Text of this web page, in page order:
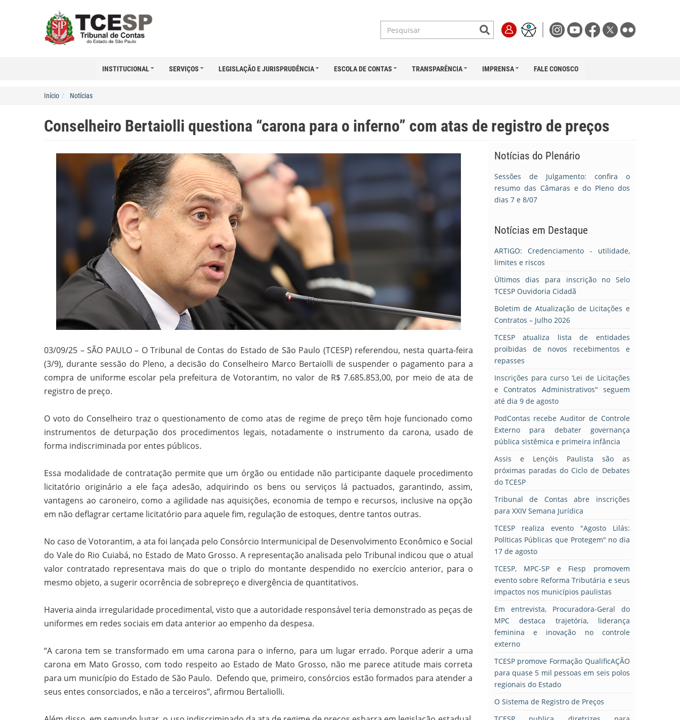
INSTITUCIONAL SERVIÇOS LEGISLAÇÃO E JURISPRUDÊNCIA ESCOLA DE CONTAS TRANSPARÊNCIA IMPRENSA FALE CONOSCO
Início Notícias
Conselheiro Bertaiolli questiona “carona para o inferno” com atas de registro de preços
03/09/25 – SÃO PAULO – O Tribunal de Contas do Estado de São Paulo (TCESP) referendou, nesta quarta-feira
(3/9), durante sessão do Pleno, a decisão do Conselheiro Marco Bertaiolli de suspender o pagamento para a
compra de uniforme escolar pela prefeitura de Votorantim, no valor de R$ 7.685.853,00, por meio de ata de
registro de preço.
O voto do Conselheiro traz o questionamento de como atas de regime de preço têm hoje funcionado como
instrumentos de deturpação dos procedimentos legais, notadamente o instrumento da carona, usado de
forma indiscriminada por entes públicos.
Essa modalidade de contratação permite que um órgão ou entidade não participante daquele procedimento
licitatório originário a ele faça adesão, adquirindo os bens ou serviços lá pactuados, garantindo, assim,
vantagens ao caroneiro, como a agilidade nas aquisições, economia de tempo e recursos, inclusive na opção
em não deflagrar certame licitatório para aquele fim, regulação de estoques, dentre tantos outras.
No caso de Votorantim, a ata foi lançada pelo Consórcio Intermunicipal de Desenvolvimento Econômico e Social
do Vale do Rio Cuiabá, no Estado de Mato Grosso. A representação analisada pelo Tribunal indicou que o atual
valor contratado representava mais do que o triplo do montante despendido no exercício anterior, para o
mesmo objeto, a sugerir ocorrência de sobrepreço e divergência de quantitativos.
Haveria ainda irregularidade procedimental, visto que a autoridade responsável teria demonstrado as peças de
uniformes em redes sociais em data anterior ao empenho da despesa.
“A carona tem se transformado em uma carona para o inferno, para um lugar errado. Porque aderir a uma
carona em Mato Grosso, com todo respeito ao Estado de Mato Grosso, não me parece atitude mais correta
para um município do Estado de São Paulo. Defendo que, primeiro, consórcios estão formados para atender a
seus entes consorciados, e não a terceiros”, afirmou Bertaliolli.
Notícias do Plenário
Sessões de Julgamento: confira o
resumo das Câmaras e do Pleno dos
dias 7 e 8/07
Notícias em Destaque
ARTIGO: Credenciamento - utilidade,
limites e riscos
Últimos dias para inscrição no Selo
TCESP Ouvidoria Cidadã
Boletim de Atualização de Licitações e
Contratos – Julho 2026
TCESP atualiza lista de entidades
proibidas de novos recebimentos e
repasses
Inscrições para curso ‘Lei de Licitações
e Contratos Administrativos" seguem
até dia 9 de agosto
PodContas recebe Auditor de Controle
Externo para debater governança
pública sistêmica e primeira infância
Assis e Lençóis Paulista são as
próximas paradas do Ciclo de Debates
do TCESP
Tribunal de Contas abre inscrições
para XXIV Semana Jurídica
TCESP realiza evento "Agosto Lilás:
Políticas Públicas que Protegem" no dia
17 de agosto
TCESP, MPC-SP e Fiesp promovem
evento sobre Reforma Tributária e seus
impactos nos municípios paulistas
Em entrevista, Procuradora-Geral do
MPC destaca trajetória, liderança
feminina e inovação no controle
externo
TCESP promove Formação QualificAÇÃO
para quase 5 mil pessoas em seis polos
regionais do Estado
O Sistema de Registro de Preços